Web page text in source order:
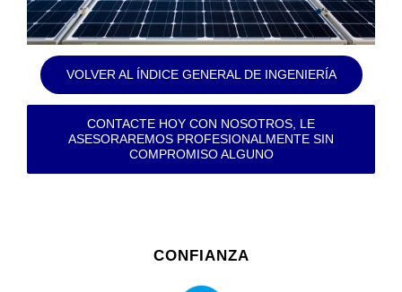
VOLVER AL ÍNDICE GENERAL DE INGENIERÍA
CONTACTE HOY CON NOSOTROS, LE
ASESORAREMOS PROFESIONALMENTE SIN
COMPROMISO ALGUNO
CONFIANZA